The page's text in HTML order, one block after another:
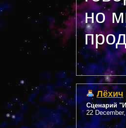
но
Лёхич
Сценарий
22